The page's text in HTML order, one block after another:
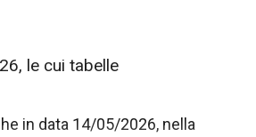
le cui tabelle
in data 14/05/2026, nella